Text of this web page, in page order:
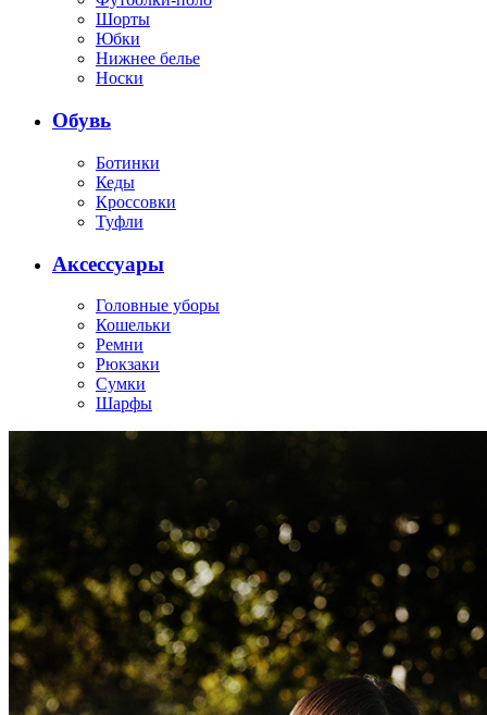
Шорты
Юбки
Нижнее белье
Носки
Обувь
Ботинки
Кеды
Кроссовки
Туфли
Аксессуары
Головные уборы
Кошельки
Ремни
Рюкзаки
Сумки
Шарфы